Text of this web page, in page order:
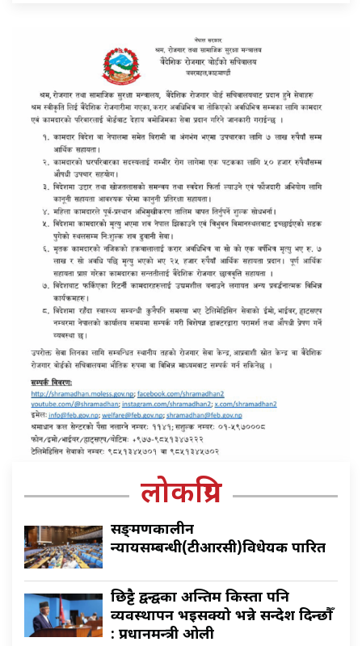
लोकप्रिय
सङ्क्रमणकालीन
न्यायसम्बन्धी(टीआरसी)विधेयक पारित
छिट्टै द्वन्द्वका अन्तिम किस्ता पनि
व्यवस्थापन भइसक्यो भन्ने सन्देश दिन्छौँ
: प्रधानमन्त्री ओली